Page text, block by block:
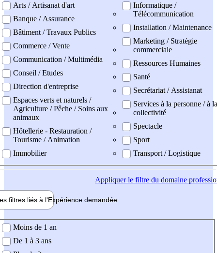
Arts / Artisanat d'art
Banque / Assurance
Bâtiment / Travaux Publics
Commerce / Vente
Communication / Multimédia
Conseil / Etudes
Direction d'entreprise
Espaces verts et naturels /
Agriculture / Pêche / Soins aux
animaux
Hôtellerie - Restauration /
Tourisme / Animation
Immobilier
Informatique /
Télécommunication
Installation / Maintenance
Marketing / Stratégie
commerciale
Ressources Humaines
Santé
Secrétariat / Assistanat
Services à la personne / à la
collectivité
Spectacle
Sport
Transport / Logistique
Appliquerle filtre du domaine
filtres liés à l'Expérience demandée
demandée
Moins de 1 an
De 1 à 3 ans